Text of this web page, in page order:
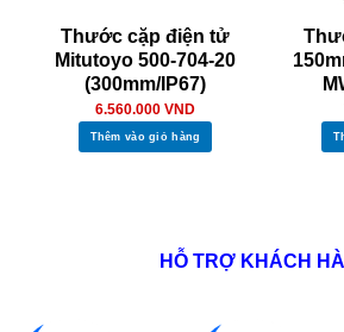
Thước cặp điện tử
Mitutoyo 500-704-20
(300mm/IP67)
6.560.000 VND
Thêm vào giỏ hàng
HỖ TRỢ KHÁCH